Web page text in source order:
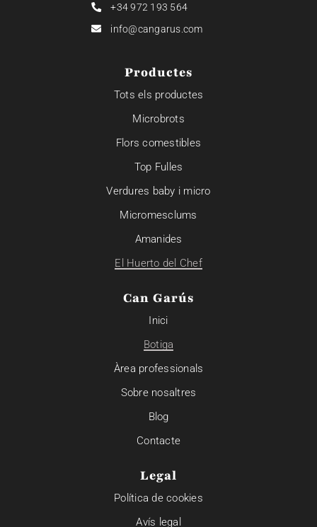
+34 972 193 564
info@cangarus.com
Productes
Tots els productes
Microbrots
Flors comestibles
Top Fulles
Verdures baby i micro
Micromesclums
Amanides
El Huerto del Chef
Can Garús
Inici
Botiga
Àrea professionals
Sobre nosaltres
Blog
Contacte
Legal
Política de cookies
Avís legal